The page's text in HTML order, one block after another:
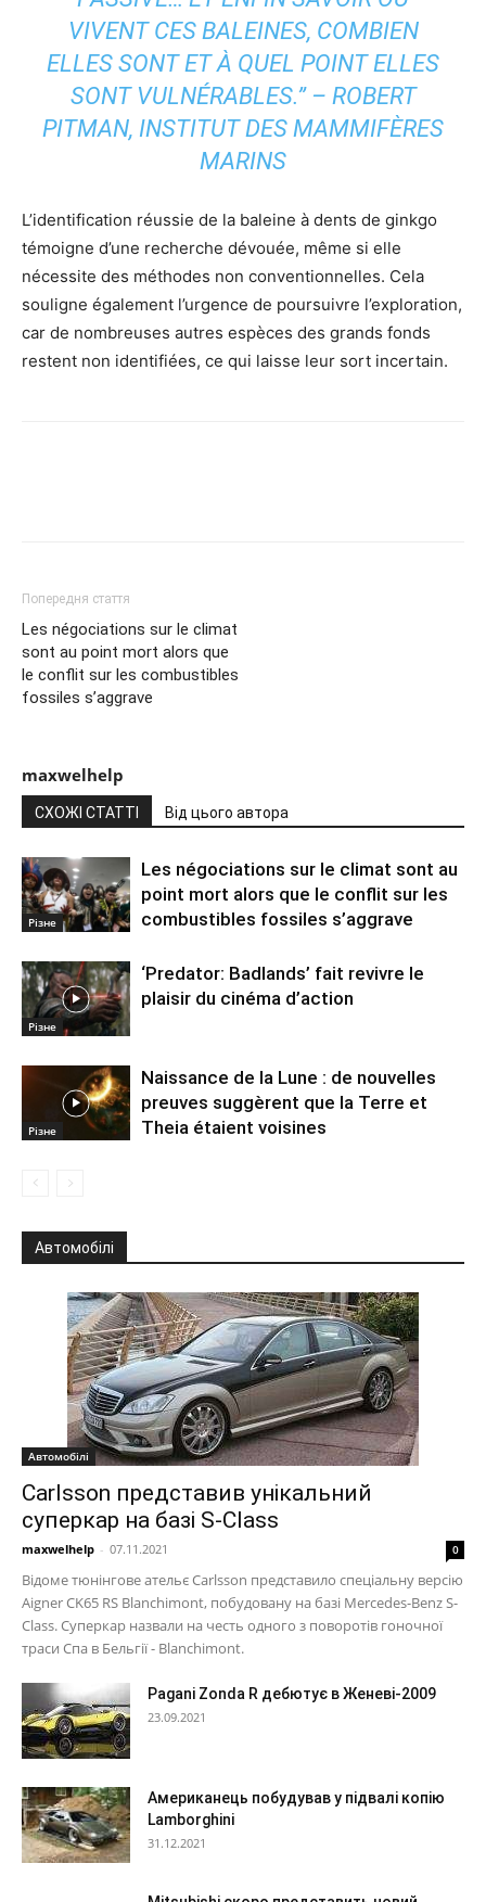
VIVENT CES BALEINES, COMBIEN
ELLES SONT ET À QUEL POINT ELLES
SONT VULNÉRABLES.” – ROBERT
PITMAN, INSTITUT DES MAMMIFÈRES
MARINS
L’identification réussie de la baleine à dents de ginkgo
témoigne d’une recherche dévouée, même si elle
nécessite des méthodes non conventionnelles. Cela
souligne également l’urgence de poursuivre l’exploration,
car de nombreuses autres espèces des grands fonds
restent non identifiées, ce qui laisse leur sort incertain.
Попередня стаття
Les négociations sur le climat
sont au point mort alors que
le conflit sur les combustibles
fossiles s’aggrave
maxwelhelp
СХОЖІ СТАТТІ Від цього автора
Різне
Les négociations sur le climat sont au
point mort alors que le conflit sur les
combustibles fossiles s’aggrave
Різне
‘Predator: Badlands’ fait revivre le
plaisir du cinéma d’action
Різне
Naissance de la Lune : de nouvelles
preuves suggèrent que la Terre et
Theia étaient voisines
Автомобілі
Автомобілі
Carlsson представив унікальний
суперкар на базі S-Class
maxwelhelp - 07.11.2021 0
Відоме тюнінгове ательє Carlsson представило спеціальну версію
Aigner CK65 RS Blanchimont, побудовану на базі Mercedes-Benz S-
Class. Суперкар назвали на честь одного з поворотів гоночної
траси Спа в Бельгії - Blanchimont.
Pagani Zonda R дебютує в Женеві-2009
23.09.2021
Американець побудував у підвалі копію
Lamborghini
31.12.2021